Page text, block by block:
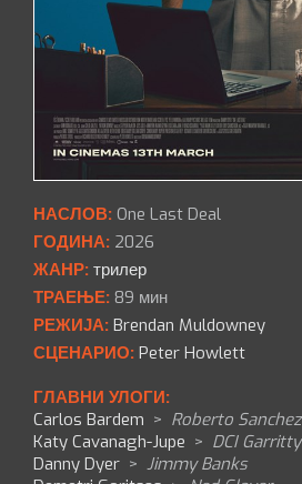
НАСЛОВ: One Last Deal
ГОДИНА: 2026
ЖАНР: трилер
ТРАЕЊЕ: 89 мин
РЕЖИЈА: Brendan Muldowney
СЦЕНАРИО: Peter Howlett
ГЛАВНИ УЛОГИ:
Carlos Bardem > Roberto Sanchez
Katy Cavanagh-Jupe > DCI Garritty
Danny Dyer > Jimmy Banks